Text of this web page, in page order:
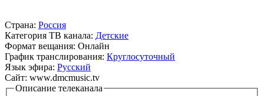
Страна: Россия
Категория ТВ канала: Детские
Формат вещания: Онлайн
График транслирования: Круглосуточный
Язык эфира: Русский
Сайт: www.dmcmusic.tv
Описание телеканала